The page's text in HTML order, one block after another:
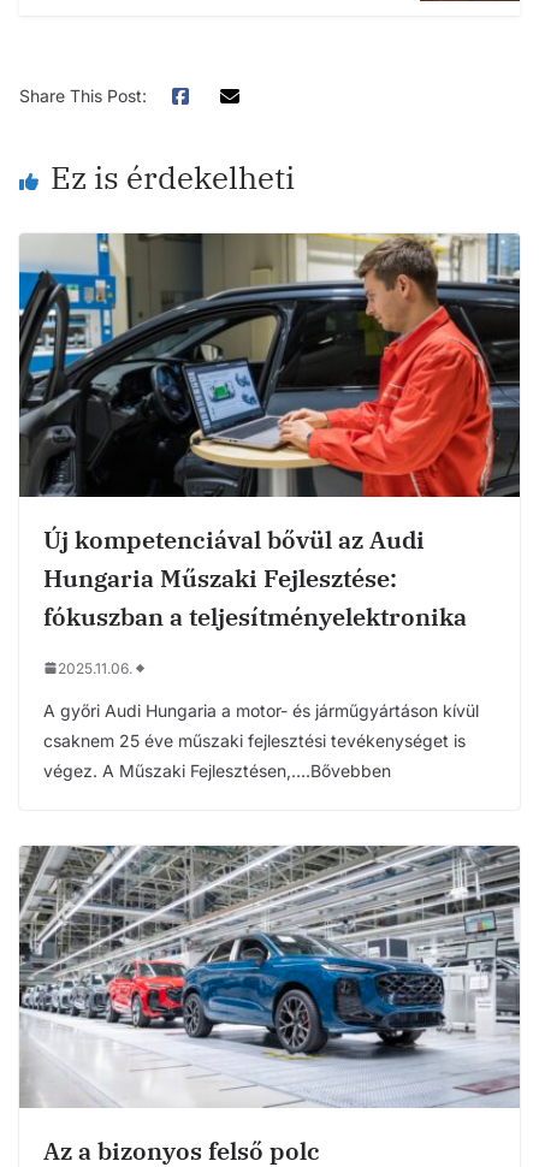
Share This Post:
Ez is érdekelheti
Új kompetenciával bővül az Audi
Hungaria Műszaki Fejlesztése:
fókuszban a teljesítményelektronika
2025.11.06.
A győri Audi Hungaria a motor- és járműgyártáson kívül
csaknem 25 éve műszaki fejlesztési tevékenységet is
végez. A Műszaki Fejlesztésen,….Bővebben
Az a bizonyos felső polc